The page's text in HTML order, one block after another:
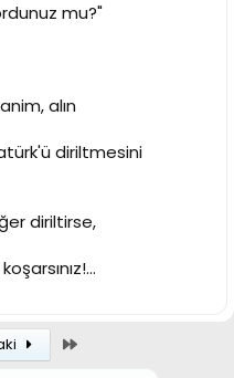
mu?"
alın
diriltmesini
diriltirse,